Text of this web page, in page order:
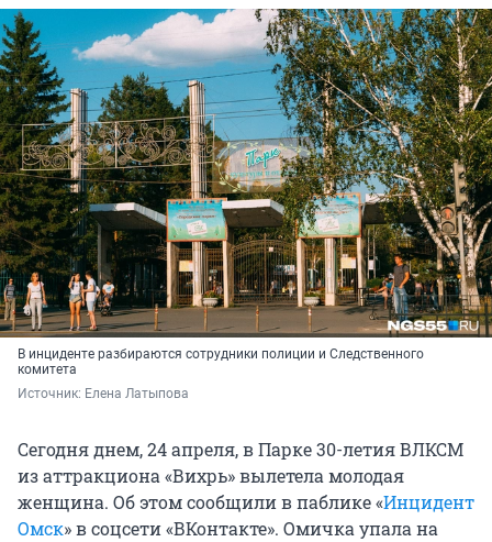
В инциденте разбираются сотрудники полиции и Следственного
комитета
Источник: Елена Латыпова
Сегодня днем, 24 апреля, в Парке 30-летия ВЛКСМ
из аттракциона «Вихрь» вылетела молодая
женщина. Об этом сообщили в паблике «Инцидент
Омск» в соцсети «ВКонтакте». Омичка упала на